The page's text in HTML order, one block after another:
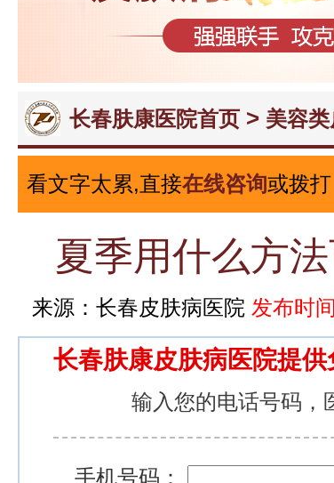
长春肤康医院首页 > 美容
看文字太累,直接在线咨询或拨打
夏季用什么方
来源：长春皮肤病医院 发布时
长春肤康皮肤病医院提
输入您的电话号码，
手机号码：